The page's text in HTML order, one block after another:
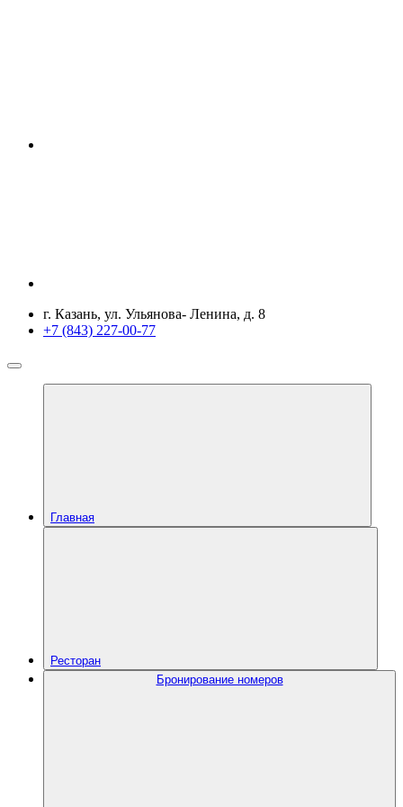
г. Казань, ул. Ульянова- Ленина, д. 8
+7 (843) 227-00-77
Главная
Ресторан
Бронирование номеров